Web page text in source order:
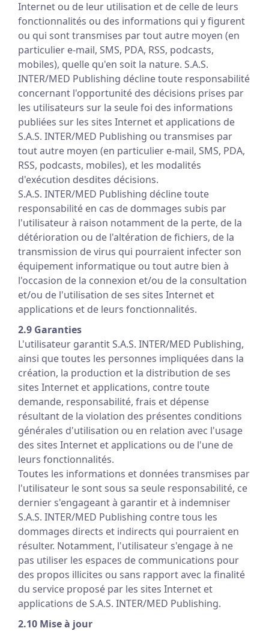
Internet ou de leur utilisation et de celle de leurs
fonctionnalités ou des informations qui y figurent
ou qui sont transmises par tout autre moyen (en
particulier e-mail, SMS, PDA, RSS, podcasts,
mobiles), quelle qu'en soit la nature. S.A.S.
INTER/MED Publishing décline toute responsabilité
concernant l'opportunité des décisions prises par
les utilisateurs sur la seule foi des informations
publiées sur les sites Internet et applications de
S.A.S. INTER/MED Publishing ou transmises par
tout autre moyen (en particulier e-mail, SMS, PDA,
RSS, podcasts, mobiles), et les modalités
d'exécution desdites décisions.
S.A.S. INTER/MED Publishing décline toute
responsabilité en cas de dommages subis par
l'utilisateur à raison notamment de la perte, de la
détérioration ou de l'altération de fichiers, de la
transmission de virus qui pourraient infecter son
équipement informatique ou tout autre bien à
l'occasion de la connexion et/ou de la consultation
et/ou de l'utilisation de ses sites Internet et
applications et de leurs fonctionnalités.
2.9 Garanties
L'utilisateur garantit S.A.S. INTER/MED Publishing,
ainsi que toutes les personnes impliquées dans la
création, la production et la distribution de ses
sites Internet et applications, contre toute
demande, responsabilité, frais et dépense
résultant de la violation des présentes conditions
générales d'utilisation ou en relation avec l'usage
des sites Internet et applications ou de l'une de
leurs fonctionnalités.
Toutes les informations et données transmises par
l'utilisateur le sont sous sa seule responsabilité, ce
dernier s'engageant à garantir et à indemniser
S.A.S. INTER/MED Publishing contre tous les
dommages directs et indirects qui pourraient en
résulter. Notamment, l'utilisateur s'engage à ne
pas utiliser les espaces de communications pour
des propos illicites ou sans rapport avec la finalité
du service proposé par les sites Internet et
applications de S.A.S. INTER/MED Publishing.
2.10 Mise à jour